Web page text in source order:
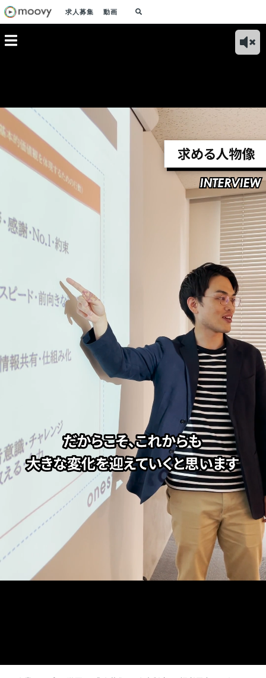
求人募集 動画
ジでき
マネージャーとして
のやりがい｜仕事を
通じて人として成長
し、幸せになって欲
ワンスターの事業内
容｜D2C×サブスク
リプション×インタ